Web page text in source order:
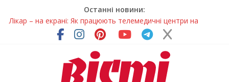
Останні новини:
Лікар – на екрані: Як працюють телемедичні центри на
Дніпропетровщині
У Дніпрі триває масштабна підготовка до опалювального
Пошуки тривають: на Дніпропетровщині досліджують місце
розташування легендарного монастиря (Фото)